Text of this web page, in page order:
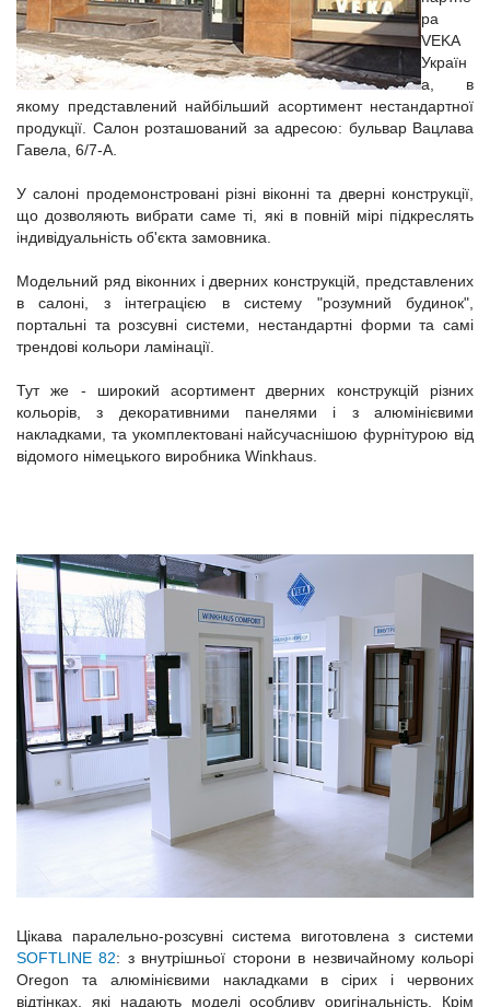
ра
VEKA
Україн
а, в
якому представлений найбільший асортимент нестандартної
продукції. Салон розташований за адресою: бульвар Вацлава
Гавела, 6/7-А.
У салоні продемонстровані різні віконні та дверні конструкції,
що дозволяють вибрати саме ті, які в повній мірі підкреслять
індивідуальність об'єкта замовника.
Модельний ряд віконних і дверних конструкцій, представлених
в салоні, з інтеграцією в систему "розумний будинок",
портальні та розсувні системи, нестандартні форми та самі
трендові кольори ламінації.
Тут же - широкий асортимент дверних конструкцій різних
кольорів, з декоративними панелями і з алюмінієвими
накладками, та укомплектовані найсучаснішою фурнітурою від
відомого німецького виробника Winkhaus.
Цікава паралельно-розсувні система виготовлена ​​з системи
SOFTLINE 82: з внутрішньої сторони в незвичайному кольорі
Oregon та алюмінієвими накладками в сірих і червоних
відтінках, які надають моделі особливу оригінальність. Крім